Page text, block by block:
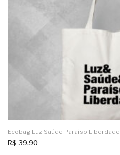
Ecobag Luz Saúde Paraíso Liberdade
R$ 39,90